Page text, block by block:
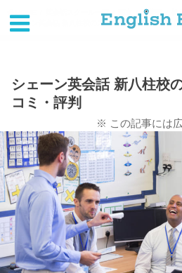
英会話スクール一覧 千葉県
松
シェーン英会話 新八柱校のスクール情報・口コミ・
シェーン英会話 新八柱校
コミ・評判
※ この記事には